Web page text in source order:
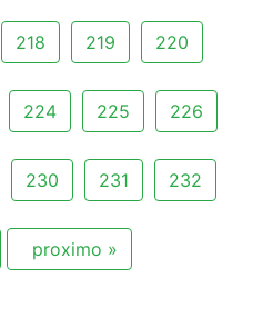
218 219 220
224 225 226
230 231 232
proximo »